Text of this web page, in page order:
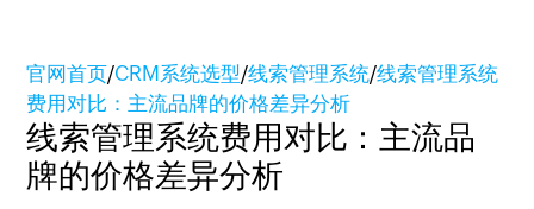
官网首页/CRM系统选型/线索管理系统/线索管理系统
费用对比：主流品牌的价格差异分析
线索管理系统费用对比：主流品
牌的价格差异分析